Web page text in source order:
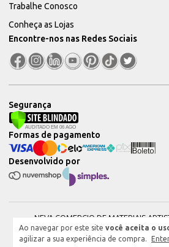
Ao navegar por este site você aceita o
agilizar a sua experiência de compra.
Trabalhe Conosco
Conheça as Lojas
Encontre-nos nas Redes Sociais
Segurança
Desenvolvido por
Formas de pagamento
NEVA COMERCIO DE MATERIAIS
51604544000101 © 2026. Todos os